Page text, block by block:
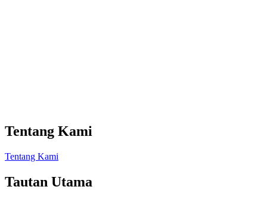
Tentang Kami
Tentang Kami
Tautan Utama